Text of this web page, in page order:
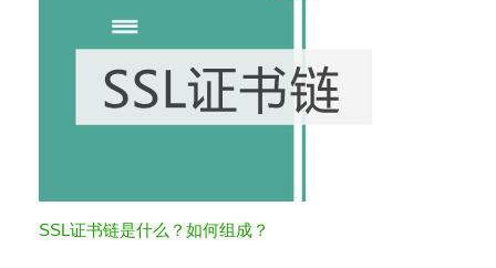
SSL证书链是什么？如何组成？